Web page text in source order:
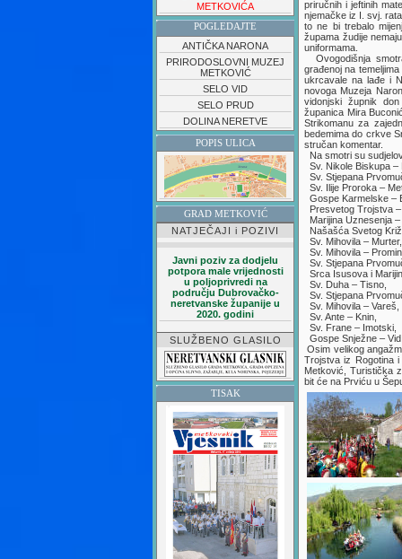
METKOVIĆA
POGLEDAJTE
ANTIČKA NARONA
PRIRODOSLOVNI MUZEJ
METKOVIĆ
SELO VID
SELO PRUD
DOLINA NERETVE
POPIS ULICA
GRAD METKOVIĆ
NATJEČAJI i POZIVI
Javni poziv za dodjelu
potpora male vrijednosti
u poljoprivredi na
području Dubrovačko-
neretvanske županije u
2020. godini
SLUŽBENO GLASILO
TISAK
priručnih i jeftinih
njemačke iz I. svj.
to ne bi trebalo
župama žudije
uniformama.
Ovogodišnja
građenoj na
ukrcavale na lađe i
novoga Muzeja
vidonjski župnik
županica Mira
Strikomanu za
bedemima do crkve
stručan komentar.
Na smotri su
Sv. Nikole Biskupa –
Sv. Stjepana
Sv. Ilije Proroka –
Gospe Karmelske –
Presvetog Trojstva
Marijina Uznesenja
Našašća Svetog
Sv. Mihovila – Murter,
Sv. Mihovila –
Sv. Stjepana
Srca Isusova i
Sv. Duha – Tisno,
Sv. Stjepana
Sv. Mihovila – Vareš,
Sv. Ante – Knin,
Sv. Frane – Imotski,
Gospe Snježne –
Osim velikog
Trojstva iz Rogotina
Metković, Turistička
bit će na Prviću u